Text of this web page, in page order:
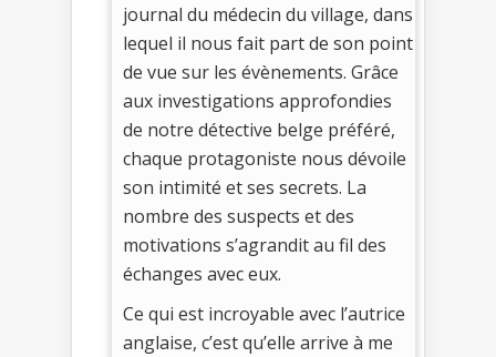
journal du médecin du village, dans
lequel il nous fait part de son point
de vue sur les évènements. Grâce
aux investigations approfondies
de notre détective belge préféré,
chaque protagoniste nous dévoile
son intimité et ses secrets. La
nombre des suspects et des
motivations s’agrandit au fil des
échanges avec eux.
Ce qui est incroyable avec l’autrice
anglaise, c’est qu’elle arrive à me